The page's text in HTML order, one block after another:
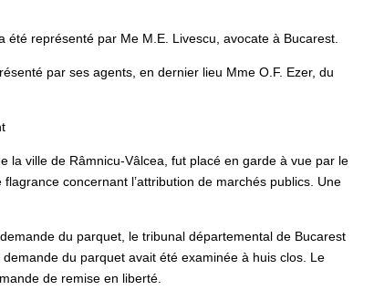
représenté par Me M.E. Livescu, avocate à Bucarest.
par ses agents, en dernier lieu Mme O.F. Ezer, du
la ville de Râmnicu-Vâlcea, fut placé en garde à vue par le
concernant l’attribution de marchés publics. Une
du parquet, le tribunal départemental de Bucarest
du parquet avait été examinée à huis clos. Le
de remise en liberté.